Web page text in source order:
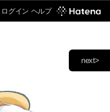
ログイン ヘルプ
next>